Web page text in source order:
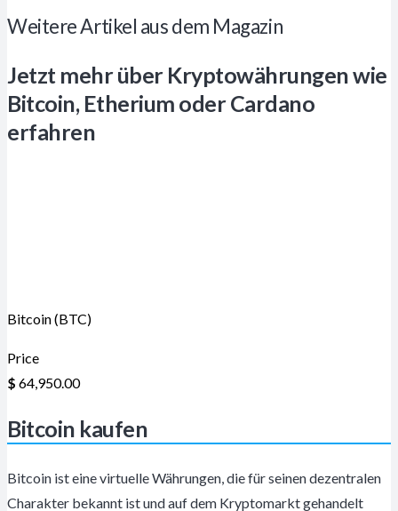
Weitere Artikel aus dem Magazin
Jetzt mehr über Kryptowährungen wie
Bitcoin, Etherium oder Cardano
erfahren
Bitcoin (BTC)
Price
$ 64,950.00
Bitcoin kaufen
Bitcoin ist eine virtuelle Währungen, die für seinen dezentralen
Charakter bekannt ist und auf dem Kryptomarkt gehandelt